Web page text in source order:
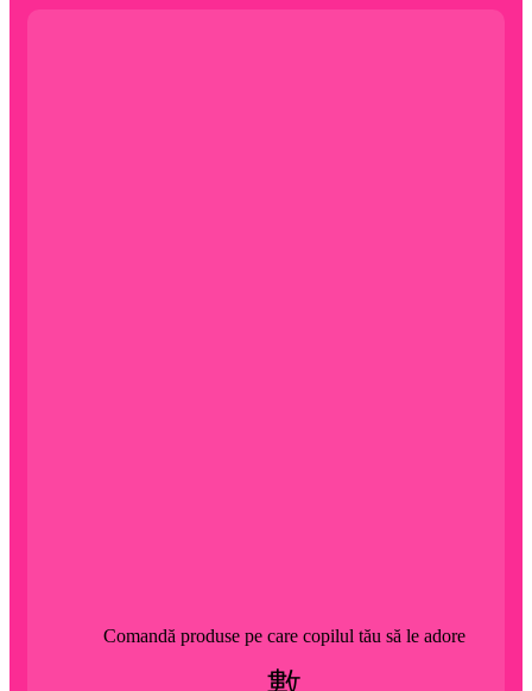
Comandă produse pe care copilul tău să le adore